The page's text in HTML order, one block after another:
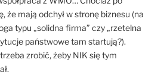
że mają odchył w stronę biznesu (na
typu „solidna firma” czy „rzetelna
państwowe tam startują?).
zrobić, żeby NIK się tym